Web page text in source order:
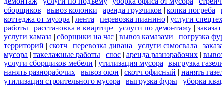
сборщиков | вывоз колонки | аренда грузчиков | копка погреба |
коттеджа от мусора | лента | перевозка пианино | услуги
работы | расстановка в квартире | услуги по демонтажу |
услуги камаза | сборщики на час | вывоз камазами | погрузка
территорий | скотч | перевозка дивана | услуги самосвала |
мусора | такелажные работы | снос | аренда разнорабочих |
услуги сборщиков мебели | утилизация мусора | выгрузка
нанять разнорабочих | вывоз окон | скотч офисный | нанять
утилизация строительного мусора | выгрузка фуры | уборка